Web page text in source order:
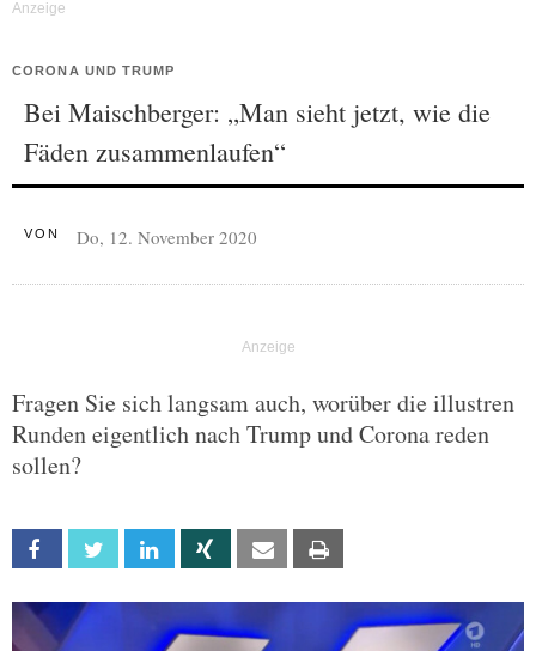
CORONA UND TRUMP
Bei Maischberger: „Man sieht jetzt, wie die
Fäden zusammenlaufen“
VON Do, 12. November 2020
Fragen Sie sich langsam auch, worüber die illustren
Runden eigentlich nach Trump und Corona reden
sollen?
Facebook Twitter Linkedin Xing Email